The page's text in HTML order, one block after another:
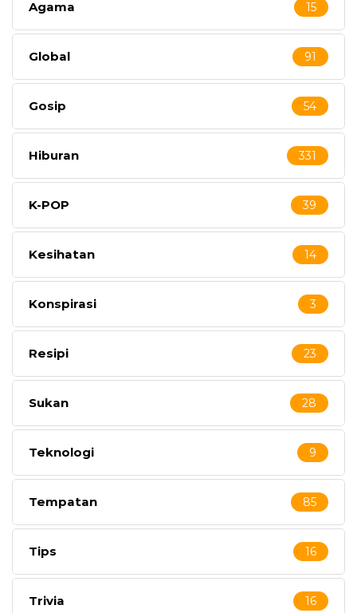
Agama 15
Global 91
Gosip 54
Hiburan 331
K-POP 39
Kesihatan 14
Konspirasi 3
Resipi 23
Sukan 28
Teknologi 9
Tempatan 85
Tips 16
Trivia 16